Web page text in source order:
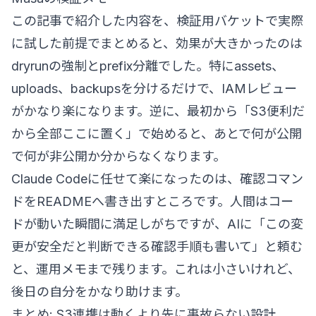
この記事で紹介した内容を、検証用バケットで実際
に試した前提でまとめると、効果が大きかったのは
dryrunの強制とprefix分離でした。特にassets、
uploads、backupsを分けるだけで、IAMレビュー
がかなり楽になります。逆に、最初から「S3便利だ
から全部ここに置く」で始めると、あとで何が公開
で何が非公開か分からなくなります。
Claude Codeに任せて楽になったのは、確認コマン
ドをREADMEへ書き出すところです。人間はコー
ドが動いた瞬間に満足しがちですが、AIに「この変
更が安全だと判断できる確認手順も書いて」と頼む
と、運用メモまで残ります。これは小さいけれど、
後日の自分をかなり助けます。